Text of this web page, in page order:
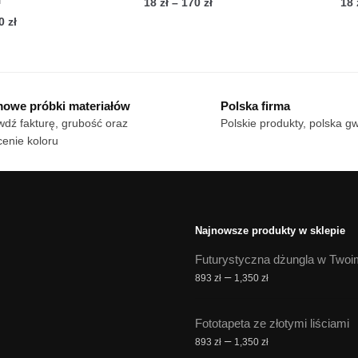
złZakres
170 zł
18zł – 170zł
wariantów.
wybrać
produktu
18
próbki materiałów
fakturę, grubość oraz
koloru
Polska firma
Polskie produkty, polska
Najnowsze produkty w sklepie
Futurystyczna dżungla w
893 zł – 1,350 złZakres
893 zł
Fototapeta ze złotymi liściami
893 zł – 1,350 złZakres